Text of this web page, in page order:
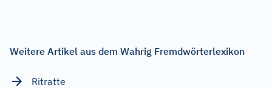
Weitere Artikel aus dem Wahrig Fremdwörterlexikon
Ritratte